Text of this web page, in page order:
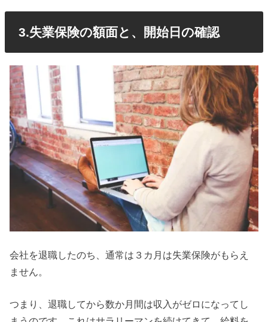
3.失業保険の額面と、開始日の確認
会社を退職したのち、通常は３カ月は失業保険がもらえ
ません。
つまり、退職してから数か月間は収入がゼロになってし